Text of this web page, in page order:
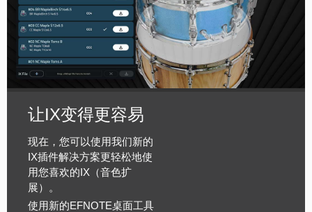
让IX变得更容易
现在，您可以使用我们新的
IX插件解决方案更轻松地使
用您喜欢的IX（音色扩
展）。
使用新的EFNOTE桌面工具